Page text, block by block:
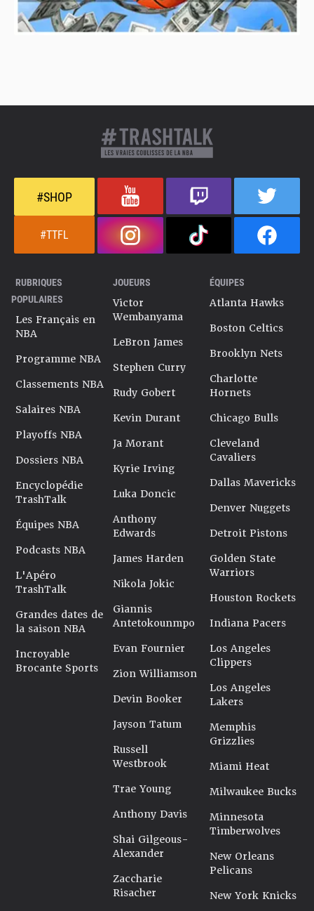
#SHOP
#TTFL
RUBRIQUES
POPULAIRES
Les Français en
NBA
Programme NBA
Classements NBA
Salaires NBA
Playoffs NBA
Dossiers NBA
Encyclopédie
TrashTalk
Équipes NBA
Podcasts NBA
L'Apéro
TrashTalk
Grandes dates de
la saison NBA
Incroyable
Brocante Sports
JOUEURS
Victor
Wembanyama
LeBron James
Stephen Curry
Rudy Gobert
Kevin Durant
Ja Morant
Kyrie Irving
Luka Doncic
Anthony
Edwards
James Harden
Nikola Jokic
Giannis
Antetokounmpo
Evan Fournier
Zion Williamson
Devin Booker
Jayson Tatum
Russell
Westbrook
Trae Young
Anthony Davis
Shai Gilgeous-
Alexander
Zaccharie
Risacher
ÉQUIPES
Atlanta Hawks
Boston Celtics
Brooklyn Nets
Charlotte
Hornets
Chicago Bulls
Cleveland
Cavaliers
Dallas Mavericks
Denver Nuggets
Detroit Pistons
Golden State
Warriors
Houston Rockets
Indiana Pacers
Los Angeles
Clippers
Los Angeles
Lakers
Memphis
Grizzlies
Miami Heat
Milwaukee Bucks
Minnesota
Timberwolves
New Orleans
Pelicans
New York Knicks